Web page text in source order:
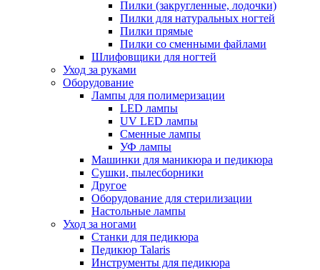
Пилки (закругленные, лодочки)
Пилки для натуральных ногтей
Пилки прямые
Пилки со сменными файлами
Шлифовщики для ногтей
Уход за руками
Оборудование
Лампы для полимеризации
LED лампы
UV LED лампы
Сменные лампы
УФ лампы
Машинки для маникюра и педикюра
Сушки, пылесборники
Другое
Оборудование для стерилизации
Настольные лампы
Уход за ногами
Станки для педикюра
Педикюр Talaris
Инструменты для педикюра